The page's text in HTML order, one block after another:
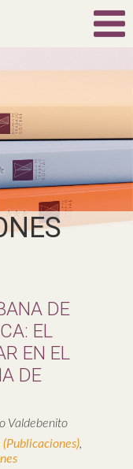
DE
EL
EN EL
DE
Valdebenito
(Publicaciones),